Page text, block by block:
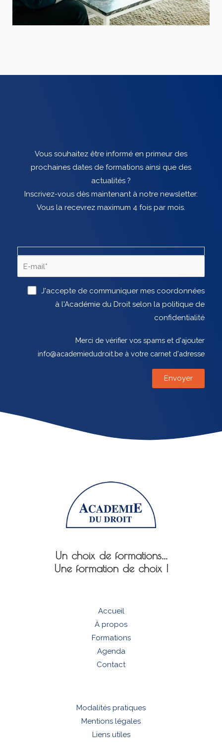
Vous souhaitez être informé en primeur des
prochaines dates de formations ainsi que des
actualités ?
Inscrivez-vous dès maintenant à notre newsletter.
Vous la recevrez maximum 4 fois par mois.
J'accepte de communiquer mes coordonnées
à l'Académie du Droit selon la politique de
confidentialité
Merci de vérifier vos spams et d'ajouter
info@academiedudroit.be à votre carnet d'adresse
Un choix de formations...
Une formation de choix !
Accueil
À propos
Formations
Agenda
Contact
Modalités pratiques
Mentions légales
Liens utiles